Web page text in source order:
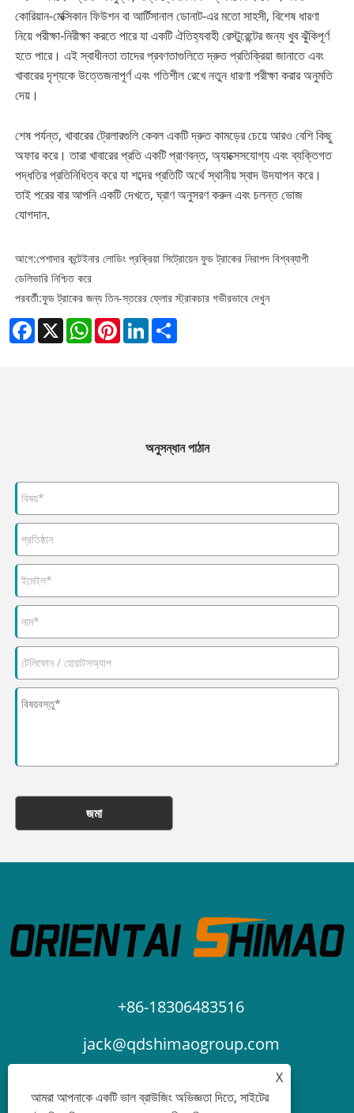
কোরিয়ান-মেক্সিকান ফিউশন বা আর্টিসানাল ডোনাট-এর মতো সাহসী, বিশেষ ধারণা
নিয়ে পরীক্ষা-নিরীক্ষা করতে পারে যা একটি ঐতিহ্যবাহী রেস্টুরেন্টের জন্য খুব ঝুঁকিপূর্ণ
হতে পারে। এই স্বাধীনতা তাদের প্রবণতাগুলিতে দ্রুত প্রতিক্রিয়া জানাতে এবং
খাবারের দৃশ্যকে উত্তেজনাপূর্ণ এবং গতিশীল রেখে নতুন ধারণা পরীক্ষা করার অনুমতি
দেয়।
শেষ পর্যন্ত, খাবারের ট্রেলারগুলি কেবল একটি দ্রুত কামড়ের চেয়ে আরও বেশি কিছু
অফার করে। তারা খাবারের প্রতি একটি প্রাণবন্ত, অ্যাক্সেসযোগ্য এবং ব্যক্তিগত
পদ্ধতির প্রতিনিধিত্ব করে যা শব্দের প্রতিটি অর্থে স্থানীয় স্বাদ উদযাপন করে।
তাই পরের বার আপনি একটি দেখতে, ঘ্রাণ অনুসরণ করুন এবং চলন্ত ভোজ
যোগদান.
আগে:পেশাদার কন্টেইনার লোডিং প্রক্রিয়া সিট্রোয়েন ফুড ট্রাকের নিরাপদ বিশ্বব্যাপী
ডেলিভারি নিশ্চিত করে
পরবর্তী:ফুড ট্রাকের জন্য তিন-স্তরের ফ্লোর স্ট্রাকচার গভীরভাবে দেখুন
Facebook
X WhatsAppPinterestLinkedIn
অনুসন্ধান পাঠান
জমা
+86-18306483516
jack@qdshimaogroup.com
X
আমরা আপনাকে একটি ভাল ব্রাউজিং অভিজ্ঞতা দিতে, সাইটের